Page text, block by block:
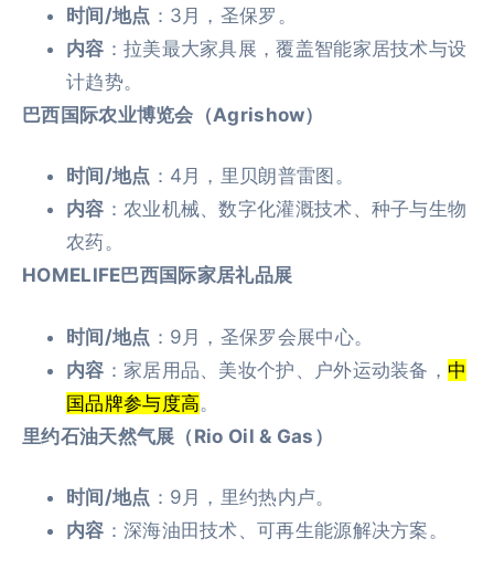
时间/地点 ：3月，圣保罗。
内容 ：拉美最大家具展，覆盖智能家居技术与设
计趋势。
巴西国际农业博览会（Agrishow）
时间/地点 ：4月，里贝朗普雷图。
内容 ：农业机械、数字化灌溉技术、种子与生物
农药。
HOMELIFE巴西国际家居礼品展
时间/地点 ：9月，圣保罗会展中心。
内容 ：家居用品、美妆个护、户外运动装备， 中
国品牌参与度高。
里约石油天然气展（Rio Oil & Gas）
时间/地点 ：9月，里约热内卢。
内容 ：深海油田技术、可再生能源解决方案。